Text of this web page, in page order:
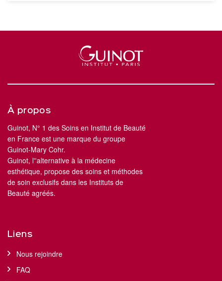
À propos
Guinot, N° 1 des Soins en Institut de Beauté
en France est une marque du groupe
Guinot-Mary Cohr.
Guinot, l''alternative à la médecine
esthétique, propose des soins et méthodes
de soin exclusifs dans les Instituts de
Beauté agréés.
Liens
Nous rejoindre
FAQ